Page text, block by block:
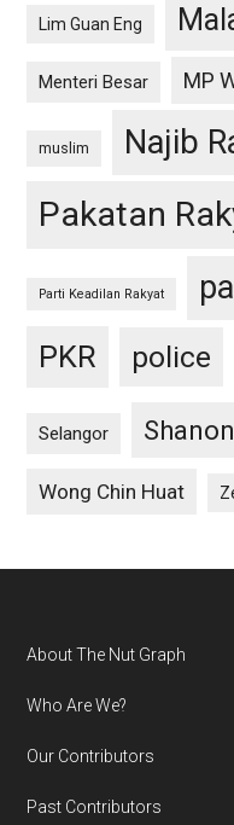
Lim Guan Eng
Menteri Besar MP
muslim Najib
Pakatan
Parti Keadilan Rakyat
PKR police
Selangor
Wong Chin Huat
Footer
About The Nut Graph
Who Are We?
Our Contributors
Past Contributors